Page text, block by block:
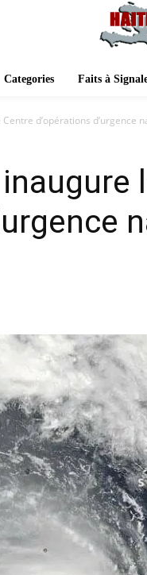
Categories Faits à
d’opérations d’urgence